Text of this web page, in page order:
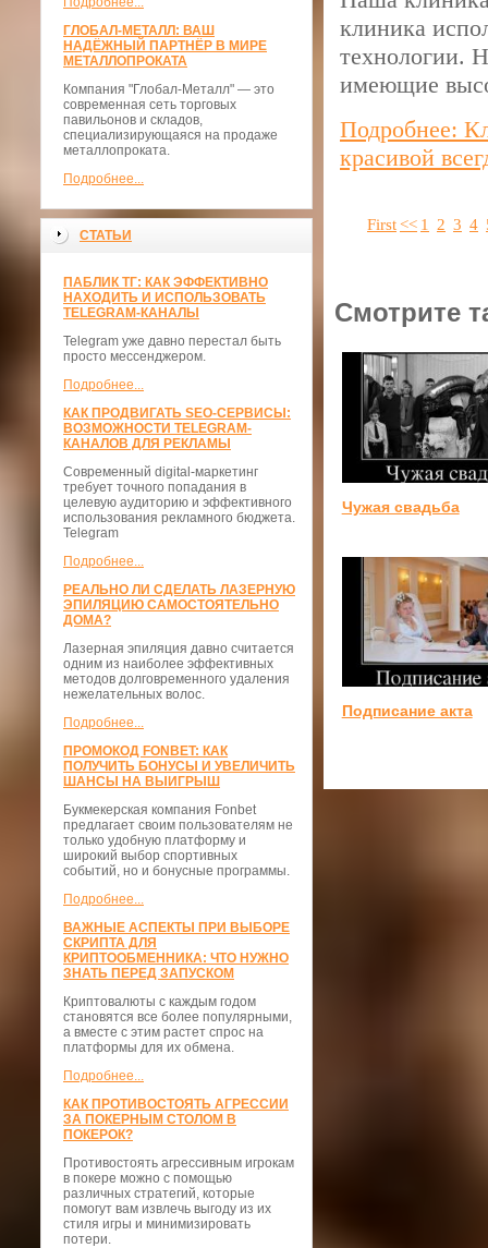
ГЛОБАЛ-МЕТАЛЛ: ВАШ
НАДЁЖНЫЙ ПАРТНЁР В МИРЕ
МЕТАЛЛОПРОКАТА
Компания "Глобал-Металл" — это
современная сеть торговых
павильонов и складов,
специализирующаяся на продаже
металлопроката.
Подробнее...
СТАТЬИ
ПАБЛИК ТГ: КАК ЭФФЕКТИВНО
НАХОДИТЬ И ИСПОЛЬЗОВАТЬ
TELEGRAM-КАНАЛЫ
Telegram уже давно перестал быть
просто мессенджером.
Подробнее...
КАК ПРОДВИГАТЬ SEO-СЕРВИСЫ:
ВОЗМОЖНОСТИ TELEGRAM-
КАНАЛОВ ДЛЯ РЕКЛАМЫ
Современный digital-маркетинг
требует точного попадания в
целевую аудиторию и эффективного
использования рекламного бюджета.
Telegram
Подробнее...
РЕАЛЬНО ЛИ СДЕЛАТЬ ЛАЗЕРНУЮ
ЭПИЛЯЦИЮ САМОСТОЯТЕЛЬНО
ДОМА?
Лазерная эпиляция давно считается
одним из наиболее эффективных
методов долговременного удаления
нежелательных волос.
Подробнее...
ПРОМОКОД FONBET: КАК
ПОЛУЧИТЬ БОНУСЫ И УВЕЛИЧИТЬ
ШАНСЫ НА ВЫИГРЫШ
Букмекерская компания Fonbet
предлагает своим пользователям не
только удобную платформу и
широкий выбор спортивных
событий, но и бонусные программы.
Подробнее...
ВАЖНЫЕ АСПЕКТЫ ПРИ ВЫБОРЕ
СКРИПТА ДЛЯ
КРИПТООБМЕННИКА: ЧТО НУЖНО
ЗНАТЬ ПЕРЕД ЗАПУСКОМ
Криптовалюты с каждым годом
становятся все более популярными,
а вместе с этим растет спрос на
платформы для их обмена.
Подробнее...
КАК ПРОТИВОСТОЯТЬ АГРЕССИИ
ЗА ПОКЕРНЫМ СТОЛОМ В
ПОКЕРОК?
Противостоять агрессивным игрокам
в покере можно с помощью
различных стратегий, которые
помогут вам извлечь выгоду из их
стиля игры и минимизировать
потери.
клиника
технологии.
имеющие
Подробнее:
красивой
First<< 1 2 3 4
Смотрите
Чужая свадьба
Подписание акта